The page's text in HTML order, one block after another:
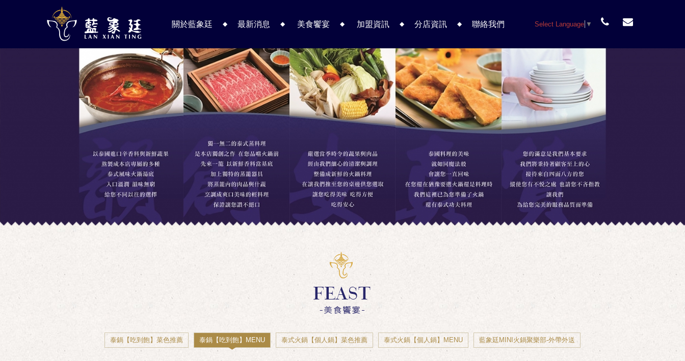
關於藍象廷 最新消息 美食饗宴 加盟資訊 分店資訊 聯絡我們 Select Language ▼
泰鍋【吃到飽】菜色推薦 泰鍋【吃到飽】MENU 泰式火鍋【個人鍋】菜色推薦 泰式火鍋【個人鍋】MENU 藍象廷MINI火鍋聚樂部-外帶外送